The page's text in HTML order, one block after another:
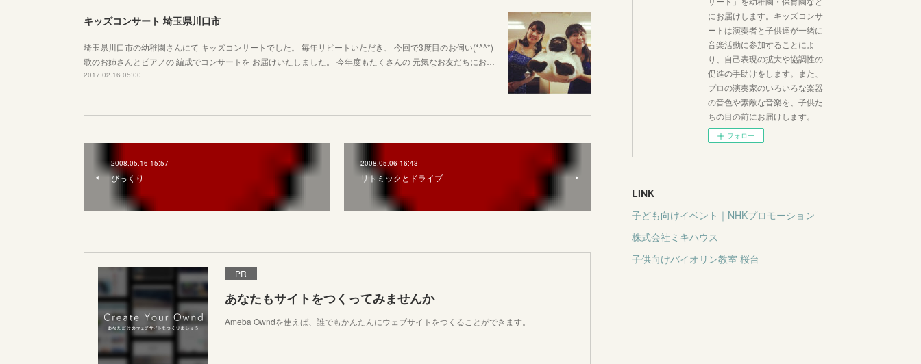
キッズコンサート 埼玉県川口市
埼玉県川口市の幼稚園さんにて キッズコンサートでした。 毎年リピートいただき、 今回で3度目のお伺い(*^^*)
歌のお姉さんとピアノの 編成でコンサートを お届けいたしました。 今年度もたくさんの 元気なお友だちにお…
2017.02.16 05:00
2008.05.16 15:57
びっくり
2008.05.06 16:43
リトミックとドライブ
PR
あなたもサイトをつくってみませんか
Ameba Owndを使えば、誰でもかんたんにウェブサイトをつくることができます。
にお届けします。キッズコンサ
ートは演奏者と子供達が一緒に
音楽活動に参加することによ
り、自己表現の拡大や協調性の
促進の手助けをします。また、
プロの演奏家のいろいろな楽器
の音色や素敵な音楽を、子供た
ちの目の前にお届けします。
フォロー
LINK
子ども向けイベント｜NHKプロモーション
株式会社ミキハウス
子供向けバイオリン教室 桜台